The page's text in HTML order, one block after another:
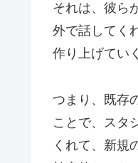
それは、彼ら
外で話してく
作り上げてい
つまり、既存
ことで、スタ
くれて、新規